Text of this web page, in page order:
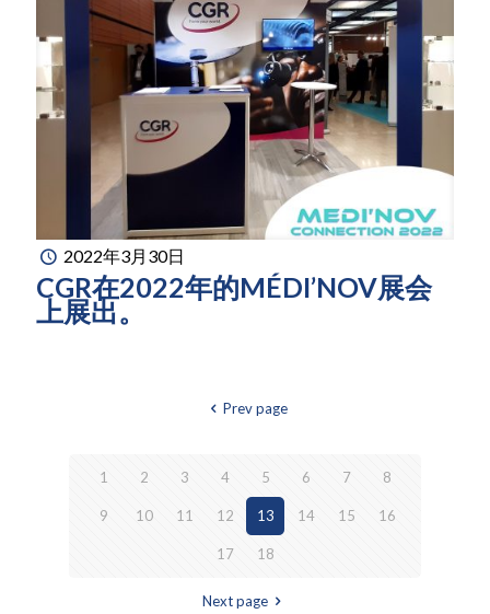
2022年3月30日
CGR在2022年的MÉDI’NOV展会
上展出。
Prev page
1 2 3 4 5 6 7 8
9 10 11 12 13 14 15 16
17 18
Next page